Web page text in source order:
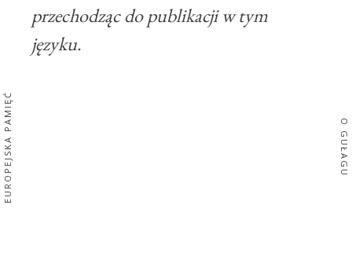
EUROPEJSKA PAMIĘĆ O GUŁAGU
przechodząc dopublikacji w tym
języku.